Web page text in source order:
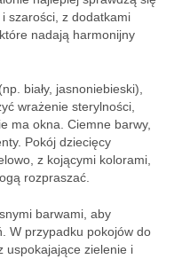
szarości, z dodatkami
nadają harmonijny
(np. biały, jasnoniebieski),
wrażenie sterylności,
ma okna. Ciemne barwy,
Pokój dziecięcy
z kojącymi kolorami,
rozpraszać.
barwami, aby
W przypadku pokojów do
uspokajające zielenie i